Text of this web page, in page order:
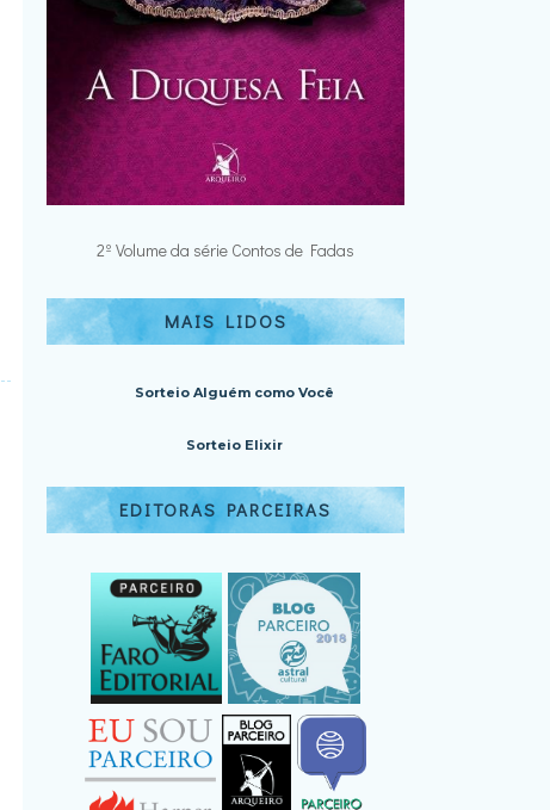
2º Volume da série Contos de Fadas
MAIS LIDOS
Sorteio Alguém como Você
Sorteio Elixir
EDITORAS PARCEIRAS